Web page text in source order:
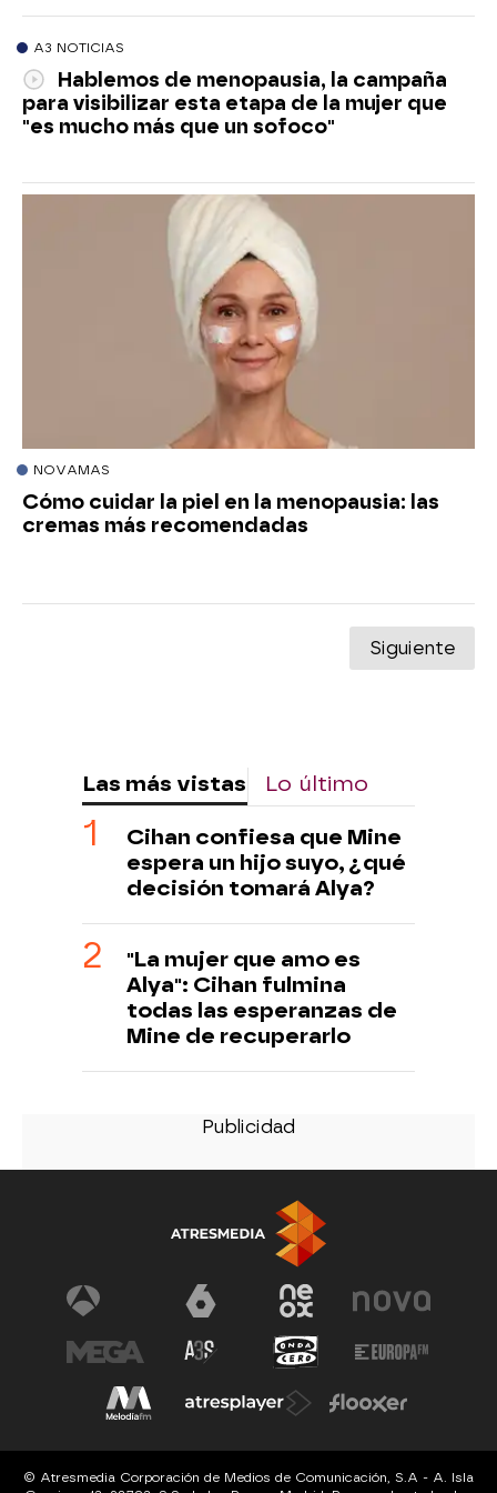
A3 NOTICIAS
Hablemos de menopausia, la campaña
para visibilizar esta etapa de la mujer que
"es mucho más que un sofoco"
NOVAMAS
Cómo cuidar la piel en la menopausia: las
cremas más recomendadas
Siguiente
Las más vistas Lo último
Cihan confiesa que Mine
espera un hijo suyo, ¿qué
decisión tomará Alya?
"La mujer que amo es
Alya": Cihan fulmina
todas las esperanzas de
Mine de recuperarlo
© Atresmedia Corporación de Medios de Comunicación, S.A - A. Isla